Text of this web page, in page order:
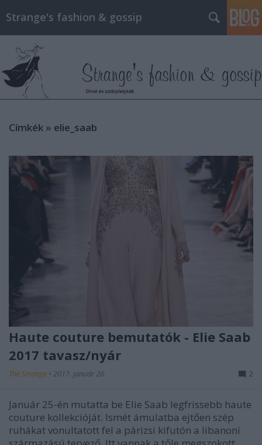
Strange's fashion & gossip
Címkék » elie_saab
Haute couture bemutatók - Elie Saab
2017 tavasz/nyár
The Strange • 2017. január 26. 2
Január 25-én mutatta be Elie Saab legfrissebb haute
couture kollekcióját. Ismét ámulatba ejtően szép
ruhákat vonultatott fel a párizsi kifutón a libanoni